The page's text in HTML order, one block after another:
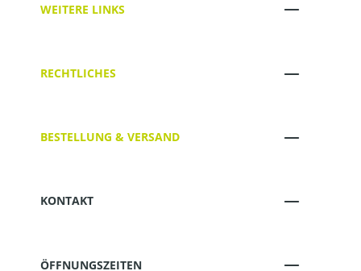
WEITERE LINKS
RECHTLICHES
BESTELLUNG & VERSAND
KONTAKT
ÖFFNUNGSZEITEN